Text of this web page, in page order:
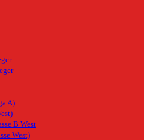
A)
B West
West)